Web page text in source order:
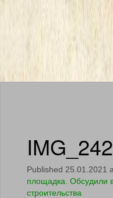
SKIP TO CONTENT
Published 25.01.2021
площадка. Обсудили
строительства